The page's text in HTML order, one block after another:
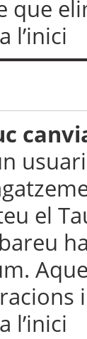
que
l’inici
el
l’inici